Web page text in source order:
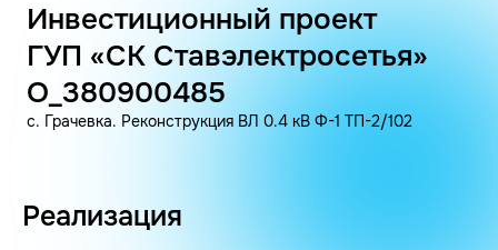
Инвестиционный проект
ГУП «СК Ставэлектросетья»
O_380900485
с. Грачевка. Реконструкция ВЛ 0.4 кВ Ф-1 ТП-2/102
Реализация